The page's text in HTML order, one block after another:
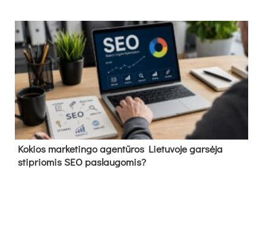
Kokios marketingo agentūros Lietuvoje garsėja
stipriomis SEO paslaugomis?